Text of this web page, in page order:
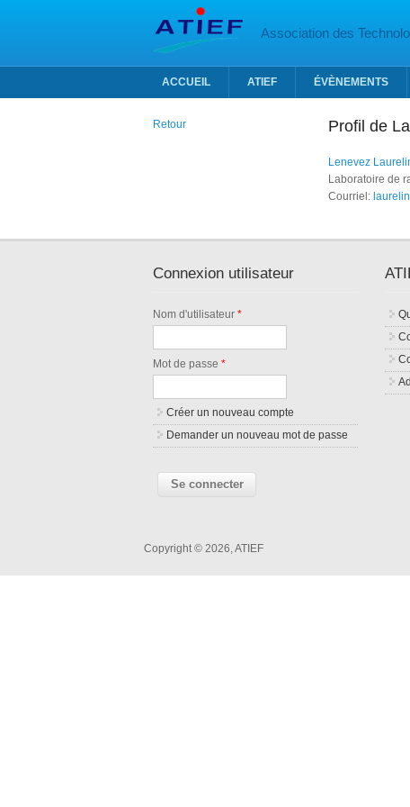
Association des
ACCUEIL ATIEF ÉVÈNEMENTS
Profil de
Lenevez
Laboratoire de
Courriel:
Retour
Connexion utilisateur
Nom d'utilisateur*
Mot de passe*
Créer un nouveau compte
Demander un nouveau mot de passe
Copyright © 2026, ATIEF